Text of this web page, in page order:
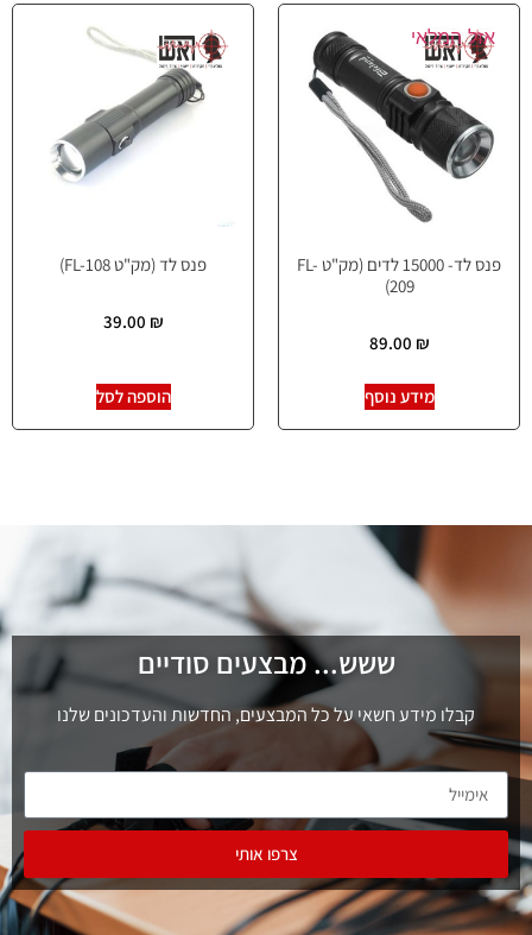
אזל המלאי
פנס לד- 15000 לדים (מק"ט FL-
209)
89.00 ₪
מידע נוסף
פנס לד (מק"ט FL-108)
39.00 ₪
הוספה לסל
ששש... מבצעים סודיים
קבלו מידע חשאי על כל המבצעים, החדשות והעדכונים שלנו
צרפו אותי